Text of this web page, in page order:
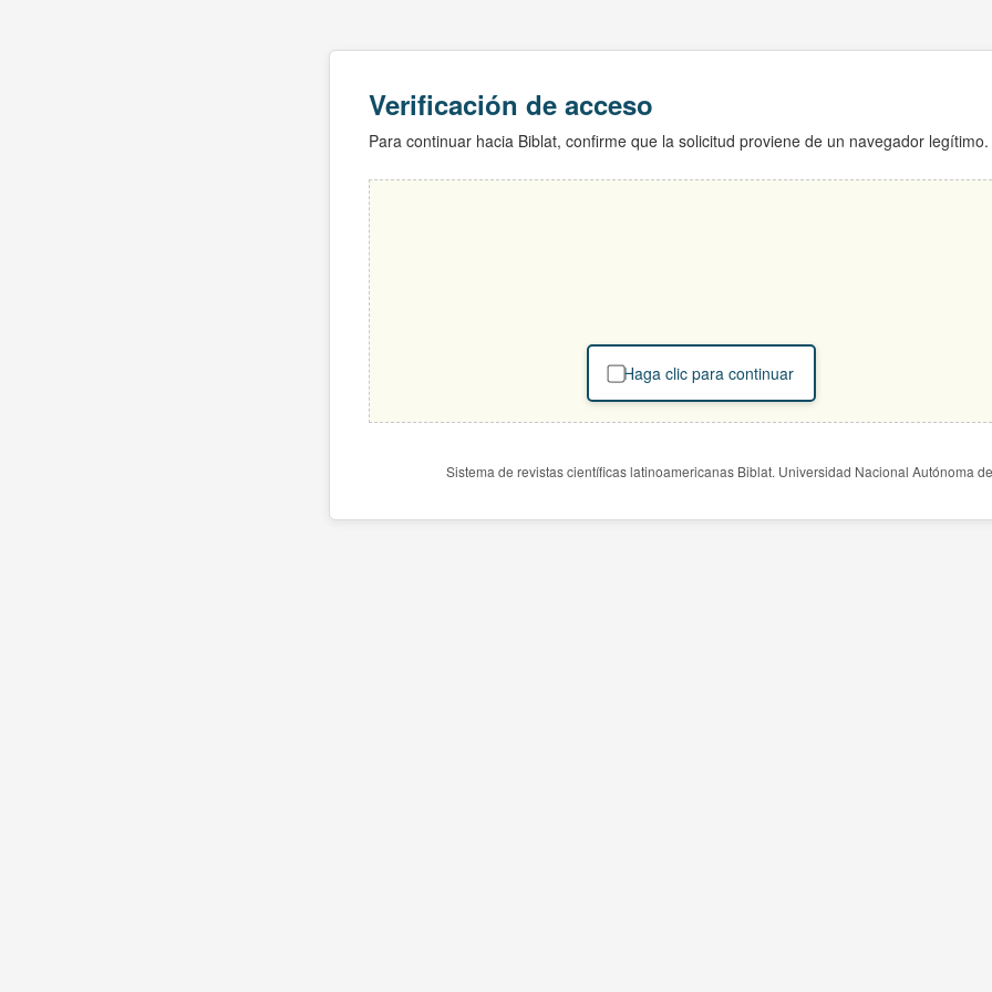
Verificación de acceso
Para continuar hacia Biblat, confirme que la solicitud proviene de un navegador legítimo.
Haga clic para continuar
Sistema de revistas científicas latinoamericanas Biblat. Universidad Nacional Autónoma